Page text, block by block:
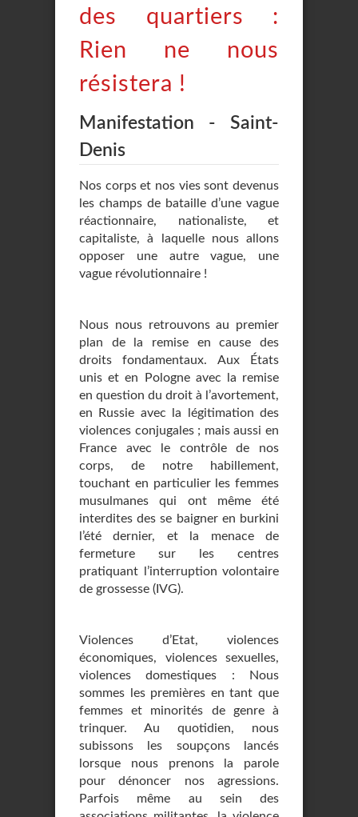
des quartiers :
Rien ne nous
résistera !
Manifestation - Saint-
Denis
Nos corps et nos vies sont devenus
les champs de bataille d’une vague
réactionnaire, nationaliste, et
capitaliste, à laquelle nous allons
opposer une autre vague, une
vague révolutionnaire !
Nous nous retrouvons au premier
plan de la remise en cause des
droits fondamentaux. Aux États
unis et en Pologne avec la remise
en question du droit à l’avortement,
en Russie avec la légitimation des
violences conjugales ; mais aussi en
France avec le contrôle de nos
corps, de notre habillement,
touchant en particulier les femmes
musulmanes qui ont même été
interdites des se baigner en burkini
l’été dernier, et la menace de
fermeture sur les centres
pratiquant l’interruption volontaire
de grossesse (IVG).
Violences d’Etat, violences
économiques, violences sexuelles,
violences domestiques : Nous
sommes les premières en tant que
femmes et minorités de genre à
trinquer. Au quotidien, nous
subissons les soupçons lancés
lorsque nous prenons la parole
pour dénoncer nos agressions.
Parfois même au sein des